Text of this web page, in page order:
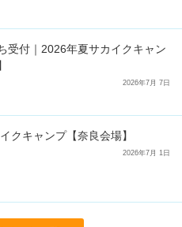
受付｜2026年夏サカイクキャン
2026年7月 7日
クキャンプ【奈良会場】
2026年7月 1日